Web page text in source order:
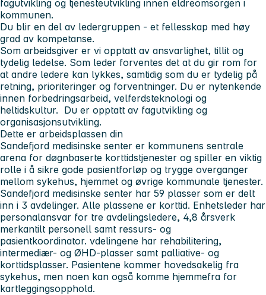
fagutvikling og tjenesteutvikling innen eldreomsorgen i
kommunen.
Du blir en del av ledergruppen - et fellesskap med høy
grad av kompetanse.
Som arbeidsgiver er vi opptatt av ansvarlighet, tillit og
tydelig ledelse. Som leder forventes det at du gir rom for
at andre ledere kan lykkes, samtidig som du er tydelig på
retning, prioriteringer og forventninger. Du er nytenkende
innen forbedringsarbeid, velferdsteknologi og
heltidskultur. Du er opptatt av fagutvikling og
organisasjonsutvikling.
Dette er arbeidsplassen din
Sandefjord medisinske senter er kommunens sentrale
arena for døgnbaserte korttidstjenester og spiller en viktig
rolle i å sikre gode pasientforløp og trygge overganger
mellom sykehus, hjemmet og øvrige kommunale tjenester.
Sandefjord medisinske senter har 59 plasser som er delt
inn i 3 avdelinger. Alle plassene er korttid. Enhetsleder har
personalansvar for tre avdelingsledere, 4,8 årsverk
merkantilt personell samt ressurs- og
pasientkoordinator. vdelingene har rehabilitering,
intermediær- og ØHD-plasser samt palliative- og
korttidsplasser. Pasientene kommer hovedsakelig fra
sykehus, men noen kan også komme hjemmefra for
kartleggingsopphold.